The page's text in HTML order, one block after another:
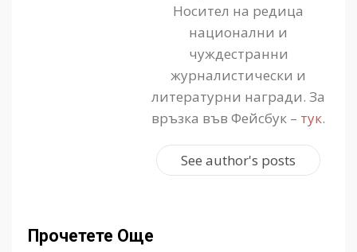
Носител на редица
национални и
чуждестранни
журналистически и
литературни награди. За
връзка във Фейсбук – тук.
See author's posts
Прочетете Още